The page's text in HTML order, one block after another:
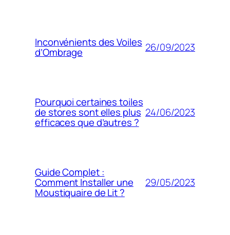
Inconvénients des Voiles
d’Ombrage 26/09/2023
Pourquoi certaines toiles
de stores sont elles plus
efficaces que d’autres ?
24/06/2023
Guide Complet :
Comment Installer une
Moustiquaire de Lit ?
29/05/2023